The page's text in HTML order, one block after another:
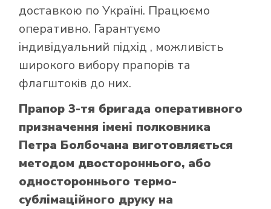
доставкою по Україні. Працюємо
оперативно. Гарантуємо
індивідуальний підхід , можливість
широкого вибору прапорів та
флагштоків до них.
Прапор 3-тя бригада оперативного
призначення імені полковника
Петра Болбочана виготовляється
методом двостороннього, або
одностороннього термо-
сублімаційного друку на